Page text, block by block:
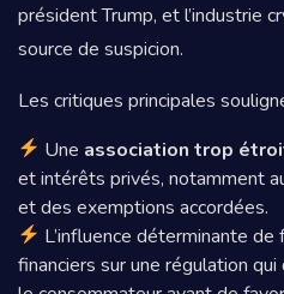
président Trump, et l’industrie
source de suspicion.
Les critiques principales
Une association trop
et intérêts privés, notamment
et des exemptions accordées.
L’influence déterminante
financiers sur une régulation